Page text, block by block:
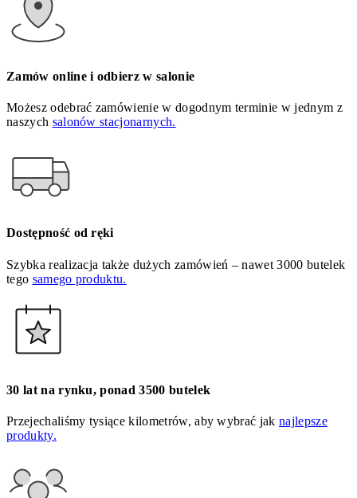
Zamów online i odbierz w salonie
Możesz odebrać zamówienie w dogodnym terminie w jednym z
naszych salonów stacjonarnych.
Dostępność od ręki
Szybka realizacja także dużych zamówień – nawet 3000 butelek
tego samego produktu.
30 lat na rynku, ponad 3500 butelek
Przejechaliśmy tysiące kilometrów, aby wybrać jaknajlepsze
produkty.